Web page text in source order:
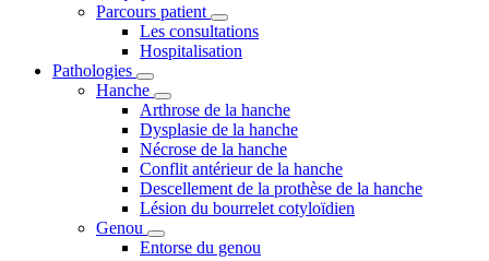
Parcours patient
Les consultations
Hospitalisation
Pathologies
Hanche
Arthrose de la hanche
Dysplasie de la hanche
Nécrose de la hanche
Conflit antérieur de la hanche
Descellement de la prothèse de la hanche
Lésion du bourrelet cotyloïdien
Genou
Entorse du genou